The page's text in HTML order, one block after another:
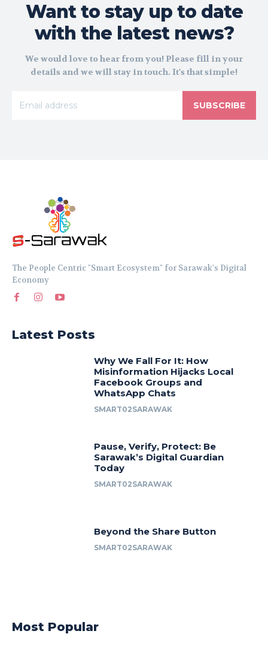
Want to stay up to date
with the latest news?
We would love to hear from you! Please fill in your
details and we will stay in touch. It's that simple!
SUBSCRIBE
The People Centric "Smart Ecosystem" for Sarawak's Digital
Economy
Latest Posts
Why We Fall For It: How
Misinformation Hijacks Local
Facebook Groups and
WhatsApp Chats
SMART02SARAWAK
Pause, Verify, Protect: Be
Sarawak’s Digital Guardian
Today
SMART02SARAWAK
Beyond the Share Button
SMART02SARAWAK
Most Popular